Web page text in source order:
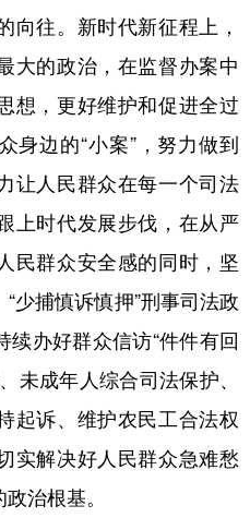
向往。新时代新征程上，
大的政治，在监督办案中
想，更好维护和促进全过
身边的“小案”，努力做到
让人民群众在每一个司法
上时代发展步伐，在从严
民群众安全感的同时，坚
少捕慎诉慎押”刑事司法政
办好群众信访“件件有回
未成年人综合司法保护、
起诉、维护农民工合法权
实解决好人民群众急难愁
治根基。